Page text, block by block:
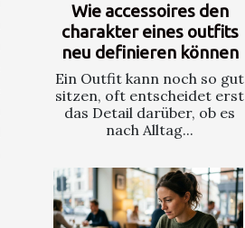
Wie accessoires den
charakter eines outfits
neu definieren können
Ein Outfit kann noch so gut
sitzen, oft entscheidet erst
das Detail darüber, ob es
nach Alltag...